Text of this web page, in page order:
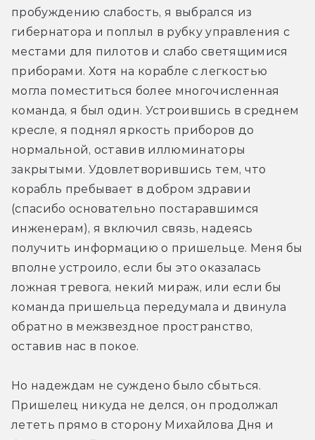
пробуждению слабость, я выбрался из
гибернатора и поплыл в рубку управления с
местами для пилотов и слабо светящимися
приборами. Хотя на корабле с легкостью
могла поместиться более многочисленная
команда, я был один. Устроившись в среднем
кресле, я поднял яркость приборов до
нормальной, оставив иллюминаторы
закрытыми. Удовлетворившись тем, что
корабль пребывает в добром здравии
(спасибо основательно постаравшимся
инженерам), я включил связь, надеясь
получить информацию о пришельце. Меня бы
вполне устроило, если бы это оказалась
ложная тревога, некий мираж, или если бы
команда пришельца передумала и двинула
обратно в межзвездное пространство,
оставив нас в покое.
Но надеждам не суждено было сбыться.
Пришелец никуда не делся, он продолжал
лететь прямо в сторону Михайлова Дня и